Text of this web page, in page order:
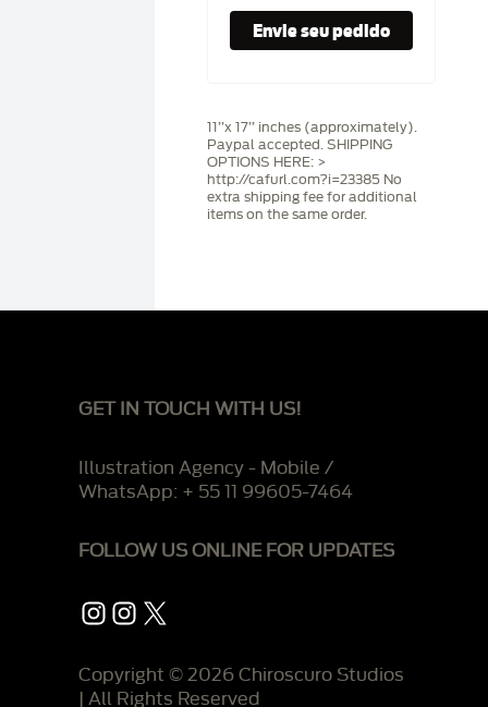
11’’x 17’’ inches (approximately).
Paypal accepted. SHIPPING
OPTIONS HERE: >
http://cafurl.com?i=23385 No
extra shipping fee for additional
items on the same order.
GET IN TOUCH WITH US!
Illustration Agency - Mobile /
WhatsApp: + 55 11 99605-7464
FOLLOW US ONLINE FOR UPDATES
Instagram
Instagram
X
Copyright © 2026 Chiroscuro Studios
| All Rights Reserved